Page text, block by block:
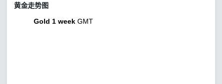
黄金走势图
Gold 1 week GMT